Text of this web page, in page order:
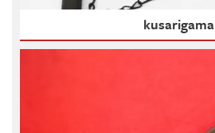
kusarigama